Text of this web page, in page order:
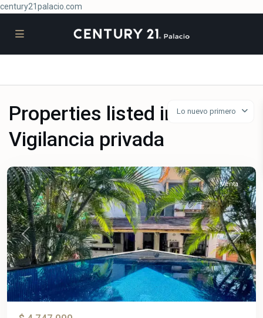
century21palacio.com
Lo nuevo primero
Properties listed in
Vigilancia privada
Previous Next
Venta